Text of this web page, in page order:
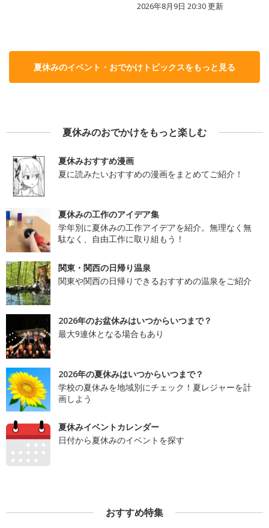
2026年8月9日 20:30更新
夏休みのイベント・おでかけトピックスをもっと見る
夏休みのおでかけをもっと楽しむ
夏休みおすすめ漫画
夏に読みたいおすすめの漫画をまとめてご紹介！
夏休みの工作のアイデア集
学年別に夏休みの工作アイデアを紹介。無理なく無
駄なく、自由工作に取り組もう！
関東・関西の日帰り温泉
関東や関西の日帰りできるおすすめの温泉をご紹介
2026年のお盆休みはいつからいつまで？
最大9連休となる場合もあり
2026年の夏休みはいつからいつまで？
学校の夏休みを地域別にチェック！夏レジャーを計
画しよう
夏休みイベントカレンダー
日付から夏休みのイベントを探す
おすすめ特集